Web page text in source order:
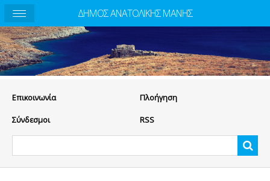
Eπικοινωνία Πλοήγηση
Σύνδεσμοι RSS
ΔΗΜΟΣ ΑΝΑΤΟΛΙΚΗΣ ΜΑΝΗΣ